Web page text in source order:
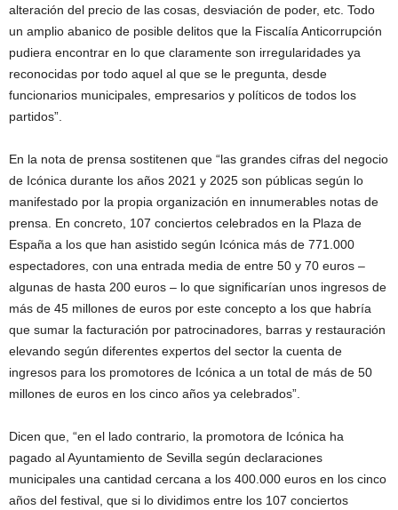
alteración del precio de las cosas, desviación de poder, etc. Todo
un amplio abanico de posible delitos que la Fiscalía Anticorrupción
pudiera encontrar en lo que claramente son irregularidades ya
reconocidas por todo aquel al que se le pregunta, desde
funcionarios municipales, empresarios y políticos de todos los
partidos”.
En la nota de prensa sostitenen que “las grandes cifras del negocio
de Icónica durante los años 2021 y 2025 son públicas según lo
manifestado por la propia organización en innumerables notas de
prensa. En concreto, 107 conciertos celebrados en la Plaza de
España a los que han asistido según Icónica más de 771.000
espectadores, con una entrada media de entre 50 y 70 euros –
algunas de hasta 200 euros – lo que significarían unos ingresos de
más de 45 millones de euros por este concepto a los que habría
que sumar la facturación por patrocinadores, barras y restauración
elevando según diferentes expertos del sector la cuenta de
ingresos para los promotores de Icónica a un total de más de 50
millones de euros en los cinco años ya celebrados”.
Dicen que, “en el lado contrario, la promotora de Icónica ha
pagado al Ayuntamiento de Sevilla según declaraciones
municipales una cantidad cercana a los 400.000 euros en los cinco
años del festival, que si lo dividimos entre los 107 conciertos